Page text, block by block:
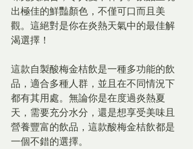
出極佳的鮮豔顏色，不僅可口而且美
觀。這絕對是你在炎熱天氣中的最佳解
渴選擇！
這款自製酸梅金桔飲是一種多功能的飲
品，適合多種人群，並且在不同情況下
都有其用處。無論你是在度過炎熱夏
天，需要充分水分，還是想享受美味且
營養豐富的飲品，這款酸梅金桔飲都是
一個不錯的選擇。